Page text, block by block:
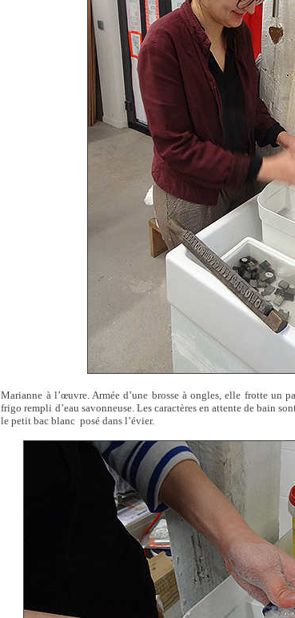
Marianne à l’œuvre. Armée d’une brosse à ongles, elle frotte un
frigo rempli d’eau savonneuse. Les caractères en attente de bain
le petit bac blanc posé dans l’évier.